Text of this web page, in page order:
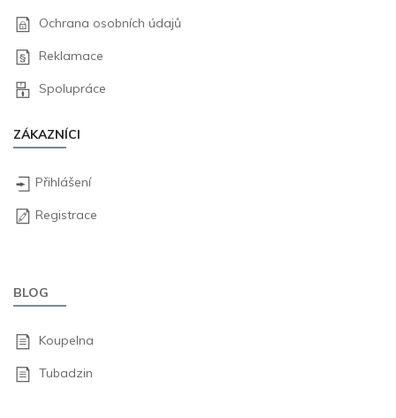
Ochrana osobních údajů
Reklamace
Spolupráce
ZÁKAZNÍCI
Přihlášení
Registrace
BLOG
Koupelna
Tubadzin